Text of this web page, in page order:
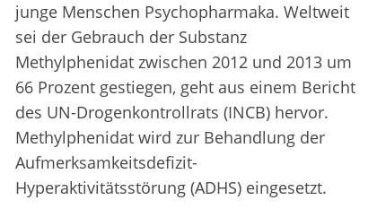
junge Menschen Psychopharmaka. Weltweit
sei der Gebrauch der Substanz
Methylphenidat zwischen 2012 und 2013 um
66 Prozent gestiegen, geht aus einem Bericht
des UN-Drogenkontrollrats (INCB) hervor.
Methylphenidat wird zur Behandlung der
Aufmerksamkeitsdefizit-
Hyperaktivitätsstörung (ADHS) eingesetzt.